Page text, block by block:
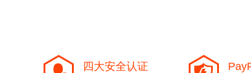
四大安全认证